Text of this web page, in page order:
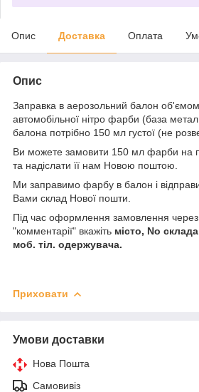
Опис Доставка Оплата
Опис
Заправка в аерозольний балон
автомобільної нітро фарби (база
балона потрібно 150 мл густої (не
Ви можете замовити 150 мл фарби на
та надіслати її нам Новою поштою.
Ми заправимо фарбу в балон і
Вами склад Нової пошти.
Під час оформлення замовлення через
"комментарії" вкажіть місто, No
моб. тіл. одержувача.
Приховати
Умови доставки
Нова Пошта
Самовивіз